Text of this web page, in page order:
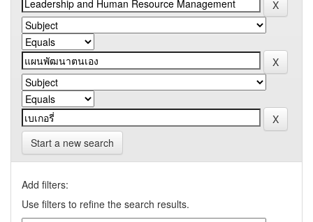
Start a new search
Add filters:
Use filters to refine the search results.